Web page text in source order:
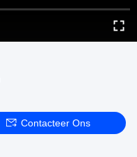
Contacteer Ons